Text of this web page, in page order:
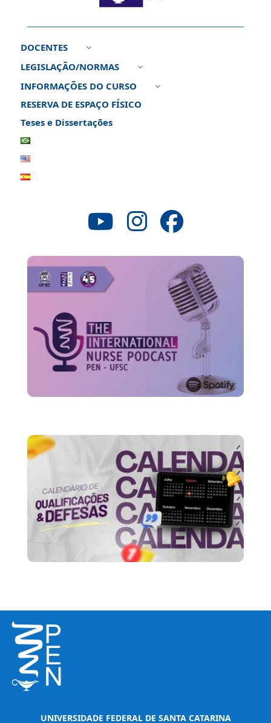
DOCENTES 3
LEGISLAÇÃO/NORMAS 3
INFORMAÇÕES DO CURSO 3
RESERVA DE ESPAÇO FÍSICO
Teses e Dissertações
UNIVERSIDADE FEDERAL DE SANTA CATARINA